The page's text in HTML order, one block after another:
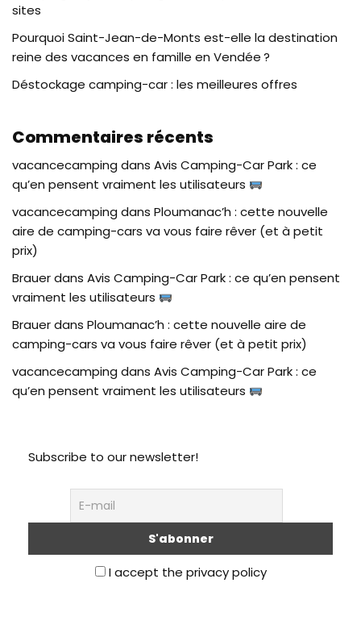
sites
Pourquoi Saint-Jean-de-Monts est-elle la destination
reine des vacances en famille en Vendée ?
Déstockage camping-car : les meilleures offres
Commentaires récents
vacancecamping dans Avis Camping-Car Park : ce
qu’en pensent vraiment les utilisateurs
vacancecamping dans Ploumanac’h : cette nouvelle
aire de camping-cars va vous faire rêver (et à petit
prix)
Brauerdans Avis Camping-Car Park : ce qu’en pensent
vraiment les utilisateurs
Brauerdans Ploumanac’h : cette nouvelle aire de
camping-cars va vous faire rêver (et à petit prix)
vacancecamping dans Avis Camping-Car Park : ce
qu’en pensent vraiment les utilisateurs
Subscribe to our newsletter!
I accept the privacy policy